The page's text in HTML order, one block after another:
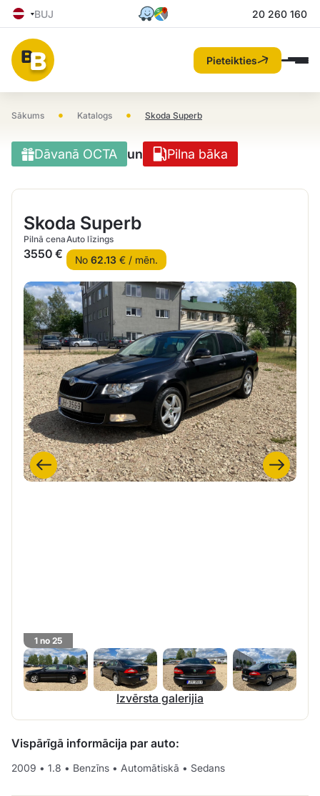
BUJ 20 260 160
Pieteikties
Sākums • Katalogs • Skoda Superb
Dāvanā OCTA un Pilna bāka
Skoda Superb
Pilnā cena
3550 €
Auto līzings
No 62.13€ / mēn.
1 no 25
Izvērsta galerijia
Vispārīgā informācija par auto:
2009 • 1.8 • Benzīns • Automātiskā • Sedans